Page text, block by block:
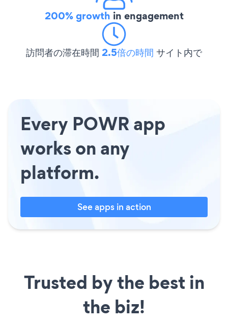
200% growth in engagement
訪問者の滞在時間 2.5倍の時間 サイト内で
Every POWR app
works on any
platform.
See apps in action
Trusted by the best in
the biz!